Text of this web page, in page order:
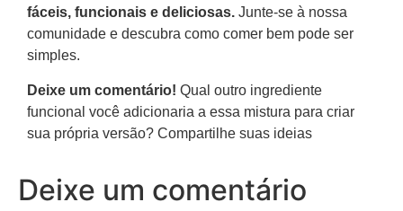
fáceis, funcionais e deliciosas. Junte-se à nossa
comunidade e descubra como comer bem pode ser
simples.
Deixe um comentário! Qual outro ingrediente
funcional você adicionaria a essa mistura para criar
sua própria versão? Compartilhe suas ideias
Deixe um comentário